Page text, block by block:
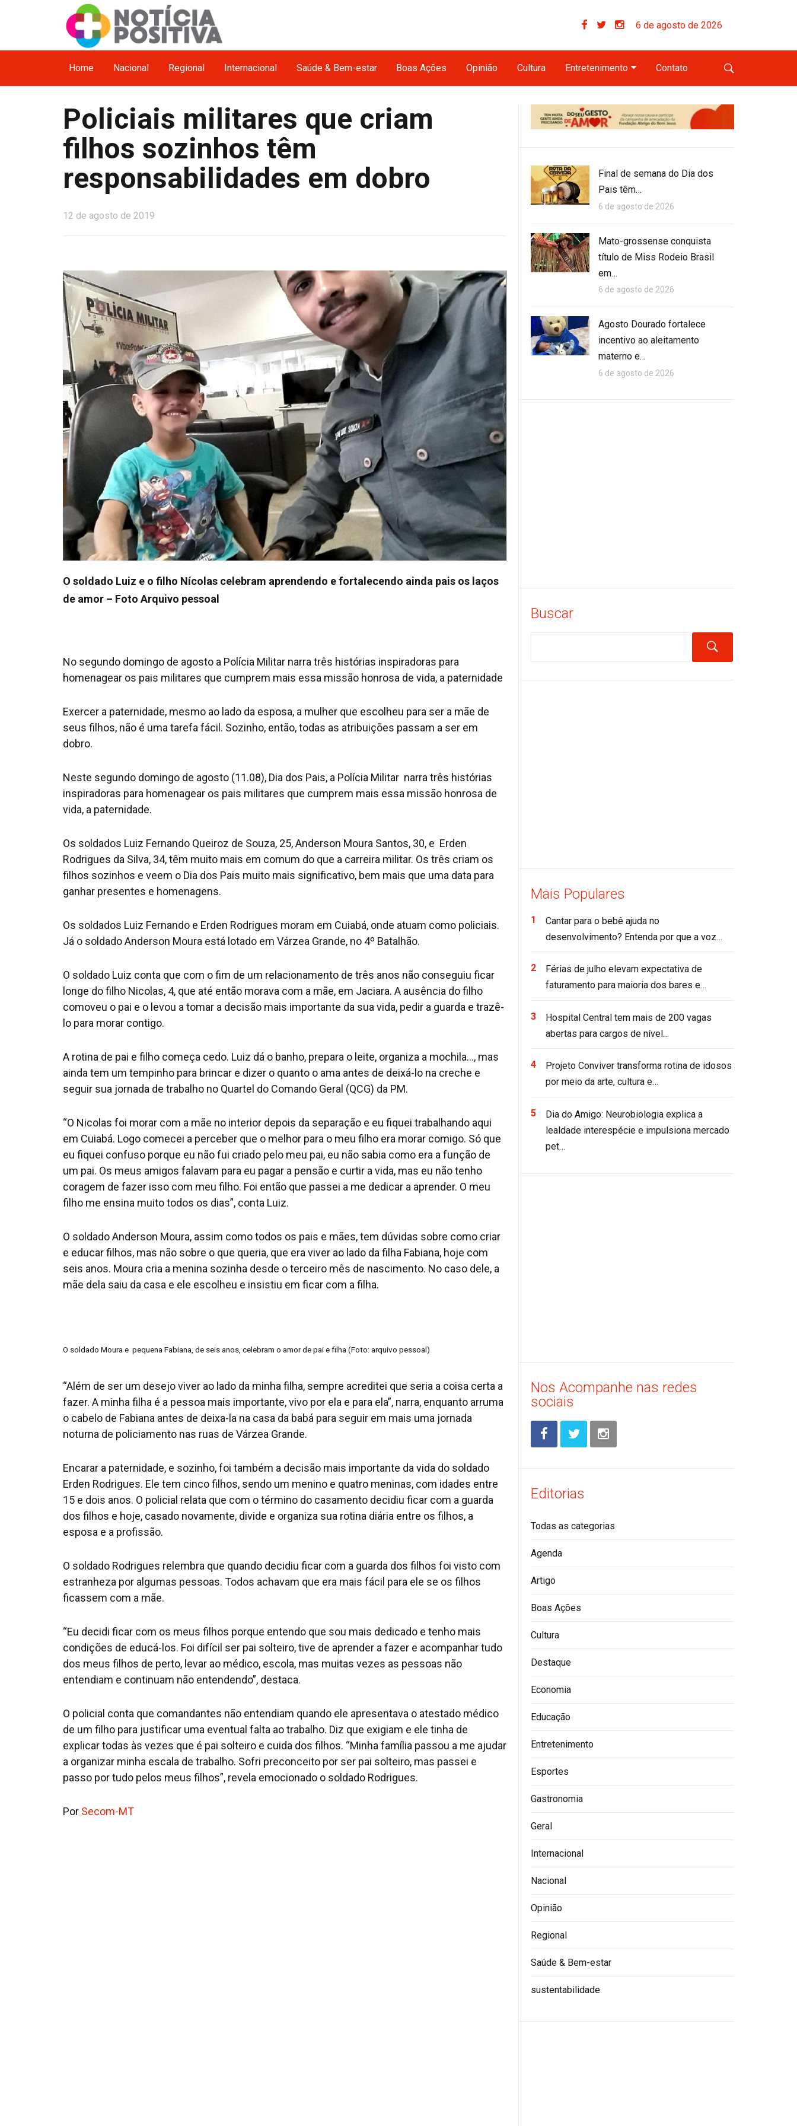
6 de agosto de 2026
Home Nacional Regional Internacional Saúde & Bem-estar Boas Ações Opinião Cultura Entretenimento Contato
Policiais militares que criam
filhos sozinhos têm
responsabilidades em dobro
12 de agosto de 2019
O soldado Luiz e o filho Nícolas celebram aprendendo e fortalecendo ainda pais os laços
de amor – Foto Arquivo pessoal
No segundo domingo de agosto a Polícia Militar narra três histórias inspiradoras para
homenagear os pais militares que cumprem mais essa missão honrosa de vida, a paternidade
Exercer a paternidade, mesmo ao lado da esposa, a mulher que escolheu para ser a mãe de
seus filhos, não é uma tarefa fácil. Sozinho, então, todas as atribuições passam a ser em
dobro.
Neste segundo domingo de agosto (11.08), Dia dos Pais, a Polícia Militar narra três histórias
inspiradoras para homenagear os pais militares que cumprem mais essa missão honrosa de
vida, a paternidade.
Os soldados Luiz Fernando Queiroz de Souza, 25, Anderson Moura Santos, 30, e Erden
Rodrigues da Silva, 34, têm muito mais em comum do que a carreira militar. Os três criam os
filhos sozinhos e veem o Dia dos Pais muito mais significativo, bem mais que uma data para
ganhar presentes e homenagens.
Os soldados Luiz Fernando e Erden Rodrigues moram em Cuiabá, onde atuam como policiais.
Já o soldado Anderson Moura está lotado em Várzea Grande, no 4º Batalhão.
O soldado Luiz conta que com o fim de um relacionamento de três anos não conseguiu ficar
longe do filho Nicolas, 4, que até então morava com a mãe, em Jaciara. A ausência do filho
comoveu o pai e o levou a tomar a decisão mais importante da sua vida, pedir a guarda e trazê-
lo para morar contigo.
A rotina de pai e filho começa cedo. Luiz dá o banho, prepara o leite, organiza a mochila…, mas
ainda tem um tempinho para brincar e dizer o quanto o ama antes de deixá-lo na creche e
seguir sua jornada de trabalho no Quartel do Comando Geral (QCG) da PM.
“O Nicolas foi morar com a mãe no interior depois da separação e eu fiquei trabalhando aqui
em Cuiabá. Logo comecei a perceber que o melhor para o meu filho era morar comigo. Só que
eu fiquei confuso porque eu não fui criado pelo meu pai, eu não sabia como era a função de
um pai. Os meus amigos falavam para eu pagar a pensão e curtir a vida, mas eu não tenho
coragem de fazer isso com meu filho. Foi então que passei a me dedicar a aprender. O meu
filho me ensina muito todos os dias”, conta Luiz.
O soldado Anderson Moura, assim como todos os pais e mães, tem dúvidas sobre como criar
e educar filhos, mas não sobre o que queria, que era viver ao lado da filha Fabiana, hoje com
seis anos. Moura cria a menina sozinha desde o terceiro mês de nascimento. No caso dele, a
mãe dela saiu da casa e ele escolheu e insistiu em ficar com a filha.
O soldado Moura e pequena Fabiana, de seis anos, celebram o amor de pai e filha (Foto: arquivo pessoal)
“Além de ser um desejo viver ao lado da minha filha, sempre acreditei que seria a coisa certa a
fazer. A minha filha é a pessoa mais importante, vivo por ela e para ela”, narra, enquanto arruma
o cabelo de Fabiana antes de deixa-la na casa da babá para seguir em mais uma jornada
noturna de policiamento nas ruas de Várzea Grande.
Encarar a paternidade, e sozinho, foi também a decisão mais importante da vida do soldado
Erden Rodrigues. Ele tem cinco filhos, sendo um menino e quatro meninas, com idades entre
15 e dois anos. O policial relata que com o término do casamento decidiu ficar com a guarda
dos filhos e hoje, casado novamente, divide e organiza sua rotina diária entre os filhos, a
esposa e a profissão.
O soldado Rodrigues relembra que quando decidiu ficar com a guarda dos filhos foi visto com
estranheza por algumas pessoas. Todos achavam que era mais fácil para ele se os filhos
ficassem com a mãe.
“Eu decidi ficar com os meus filhos porque entendo que sou mais dedicado e tenho mais
condições de educá-los. Foi difícil ser pai solteiro, tive de aprender a fazer e acompanhar tudo
dos meus filhos de perto, levar ao médico, escola, mas muitas vezes as pessoas não
entendiam e continuam não entendendo”, destaca.
O policial conta que comandantes não entendiam quando ele apresentava o atestado médico
de um filho para justificar uma eventual falta ao trabalho. Diz que exigiam e ele tinha de
explicar todas às vezes que é pai solteiro e cuida dos filhos. “Minha família passou a me ajudar
a organizar minha escala de trabalho. Sofri preconceito por ser pai solteiro, mas passei e
passo por tudo pelos meus filhos”, revela emocionado o soldado Rodrigues.
Por Secom-MT
Final de semana do Dia dos
Pais têm…
6 de agosto de 2026
Mato-grossense conquista
título de Miss Rodeio Brasil
em…
6 de agosto de 2026
Agosto Dourado fortalece
incentivo ao aleitamento
materno e…
6 de agosto de 2026
Buscar
Mais Populares
Cantar para o bebê ajuda no
desenvolvimento? Entenda por que a voz…
Férias de julho elevam expectativa de
faturamento para maioria dos bares e…
Hospital Central tem mais de 200 vagas
abertas para cargos de nível…
Projeto Conviver transforma rotina de idosos
por meio da arte, cultura e…
Dia do Amigo: Neurobiologia explica a
lealdade interespécie e impulsiona mercado
pet…
Nos Acompanhe nas redes
sociais
Editorias
Todas as categorias
Agenda
Artigo
Boas Ações
Cultura
Destaque
Economia
Educação
Entretenimento
Esportes
Gastronomia
Geral
Internacional
Nacional
Opinião
Regional
Saúde & Bem-estar
sustentabilidade